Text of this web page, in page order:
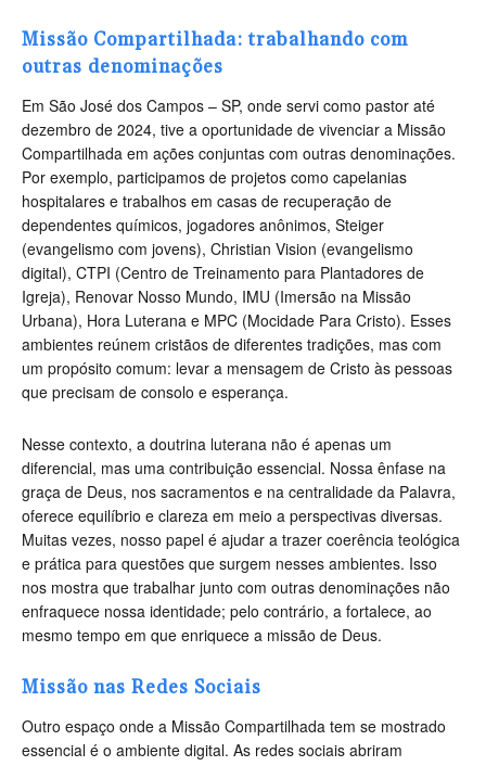
Missão Compartilhada: trabalhando com
outras denominações
Em São José dos Campos – SP, onde servi como pastor até
dezembro de 2024, tive a oportunidade de vivenciar a Missão
Compartilhada em ações conjuntas com outras denominações.
Por exemplo, participamos de projetos como capelanias
hospitalares e trabalhos em casas de recuperação de
dependentes químicos, jogadores anônimos, Steiger
(evangelismo com jovens), Christian Vision (evangelismo
digital), CTPI (Centro de Treinamento para Plantadores de
Igreja), Renovar Nosso Mundo, IMU (Imersão na Missão
Urbana), Hora Luterana e MPC (Mocidade Para Cristo). Esses
ambientes reúnem cristãos de diferentes tradições, mas com
um propósito comum: levar a mensagem de Cristo às pessoas
que precisam de consolo e esperança.
Nesse contexto, a doutrina luterana não é apenas um
diferencial, mas uma contribuição essencial. Nossa ênfase na
graça de Deus, nos sacramentos e na centralidade da Palavra,
oferece equilíbrio e clareza em meio a perspectivas diversas.
Muitas vezes, nosso papel é ajudar a trazer coerência teológica
e prática para questões que surgem nesses ambientes. Isso
nos mostra que trabalhar junto com outras denominações não
enfraquece nossa identidade; pelo contrário, a fortalece, ao
mesmo tempo em que enriquece a missão de Deus.
Missão nas Redes Sociais
Outro espaço onde a Missão Compartilhada tem se mostrado
essencial é o ambiente digital. As redes sociais abriram